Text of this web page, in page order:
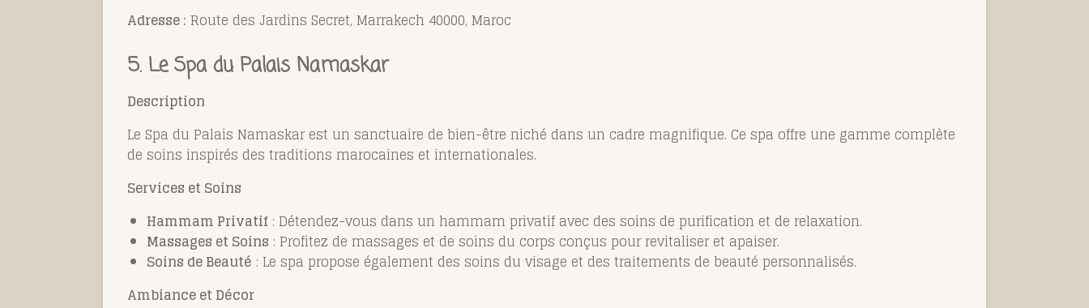
Adresse : Route des Jardins Secret, Marrakech 40000, Maroc
5. Le Spa du Palais Namaskar
Description
Le Spa du Palais Namaskar est un sanctuaire de bien-être niché dans un cadre magnifique. Ce spa offre une gamme complète
de soins inspirés des traditions marocaines et internationales.
Services et Soins
Hammam Privatif : Détendez-vous dans un hammam privatif avec des soins de purification et de relaxation.
Massages et Soins : Profitez de massages et de soins du corps conçus pour revitaliser et apaiser.
Soins de Beauté : Le spa propose également des soins du visage et des traitements de beauté personnalisés.
Ambiance et Décor